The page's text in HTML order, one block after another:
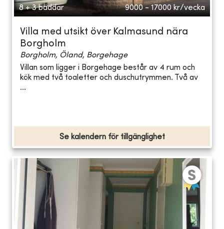
8 + 3 bäddar 9000 - 17000 kr/vecka
Villa med utsikt över Kalmasund nära
Borgholm
Borgholm, Öland, Borgehage
Villan som ligger i Borgehage består av 4 rum och
kök med två toaletter och duschutrymmen. Två av
...
Se kalendern för tillgänglighet